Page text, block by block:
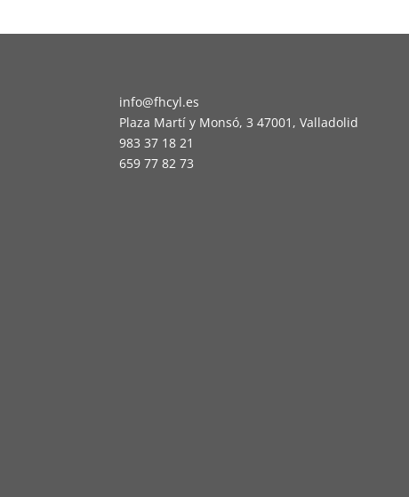
info@fhcyl.es
Plaza Martí y Monsó, 3 47001, Valladolid
983 37 18 21
659 77 82 73